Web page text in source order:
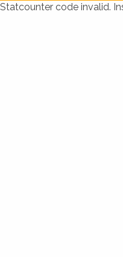
Statcounter code invalid.